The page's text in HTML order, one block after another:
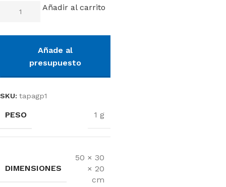
Añadir al carrito
Añade al
presupuesto
SKU: tapagp1
PESO 1 g
DIMENSIONES
50 × 30
× 20
cm